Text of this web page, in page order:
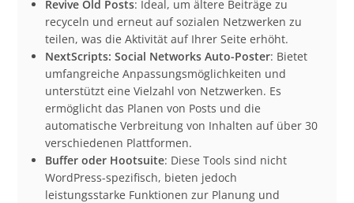
Revive Old Posts: Ideal, um ältere Beiträge zu
recyceln und erneut auf sozialen Netzwerken zu
teilen, was die Aktivität auf Ihrer Seite erhöht.
NextScripts: Social Networks Auto-Poster: Bietet
umfangreiche Anpassungsmöglichkeiten und
unterstützt eine Vielzahl von Netzwerken. Es
ermöglicht das Planen von Posts und die
automatische Verbreitung von Inhalten auf über 30
verschiedenen Plattformen.
Buffer oder Hootsuite: Diese Tools sind nicht
WordPress-spezifisch, bieten jedoch
leistungsstarke Funktionen zur Planung und